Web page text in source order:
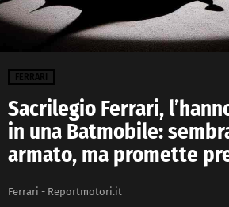
FERRARI
Sacrilegio Ferrari,
in una Batmobile:
armato, ma promette
Ferrari - Reportmotori.it